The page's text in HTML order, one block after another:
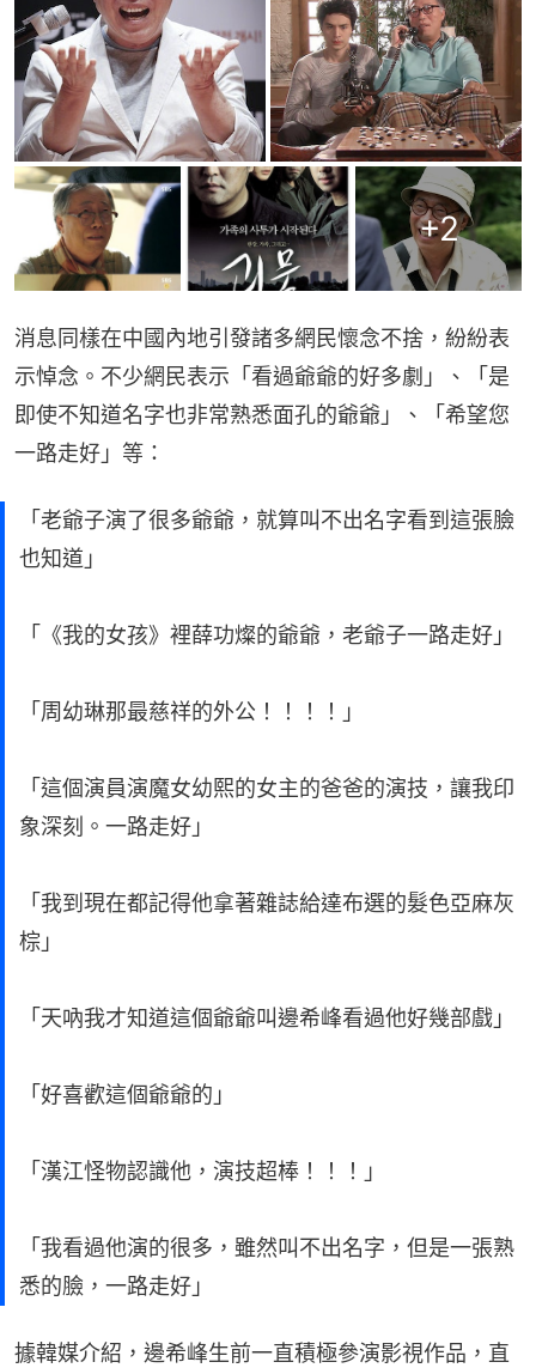
+2
消息同樣在中國內地引發諸多網民懷念不捨，紛紛表
示悼念。不少網民表示「看過爺爺的好多劇」、「是
即使不知道名字也非常熟悉面孔的爺爺」、「希望您
一路走好」等：
「老爺子演了很多爺爺，就算叫不出名字看到這張臉
也知道」
「《我的女孩》裡薛功燦的爺爺，老爺子一路走好」
「周幼琳那最慈祥的外公！！！！」
「這個演員演魔女幼熙的女主的爸爸的演技，讓我印
象深刻。一路走好」
「我到現在都記得他拿著雜誌給達布選的髮色亞麻灰
棕」
「天吶我才知道這個爺爺叫邊希峰看過他好幾部戲」
「好喜歡這個爺爺的」
「漢江怪物認識他，演技超棒！！！」
「我看過他演的很多，雖然叫不出名字，但是一張熟
悉的臉，一路走好」
據韓媒介紹，邊希峰生前一直積極參演影視作品，直